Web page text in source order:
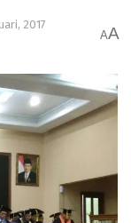
2017
AA